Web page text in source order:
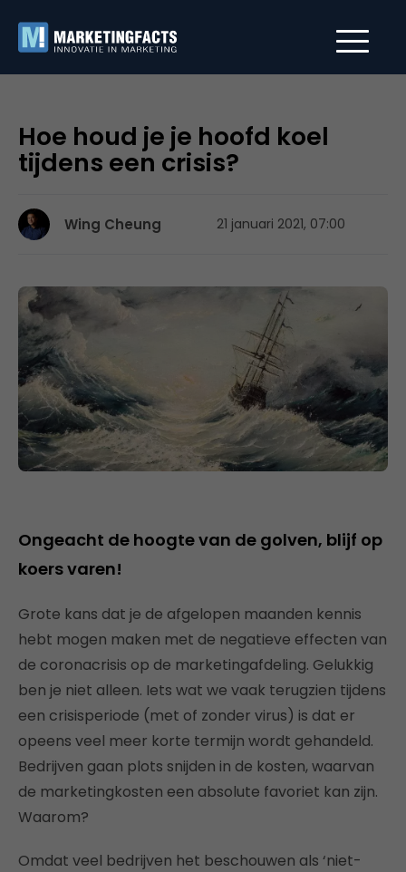
Hoe houd je je hoofd koel
tijdens een crisis?
Wing Cheung 21 januari 2021, 07:00
Ongeacht de hoogte van de golven, blijf op
koers varen!
Grote kans dat je de afgelopen maanden kennis
hebt mogen maken met de negatieve effecten van
de coronacrisis op de marketingafdeling. Gelukkig
ben je niet alleen. Iets wat we vaak terugzien tijdens
een crisisperiode (met of zonder virus) is dat er
opeens veel meer korte termijn wordt gehandeld.
Bedrijven gaan plots snijden in de kosten, waarvan
de marketingkosten een absolute favoriet kan zijn.
Waarom?
Omdat veel bedrijven het beschouwen als ‘niet-